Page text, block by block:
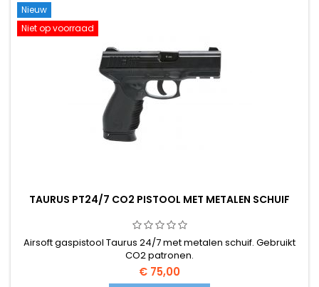
Nieuw
Niet op voorraad
TAURUS PT24/7 CO2 PISTOOL MET METALEN SCHUIF
Airsoft gaspistool Taurus 24/7 met metalen schuif. Gebruikt
CO2 patronen.
€ 75,00